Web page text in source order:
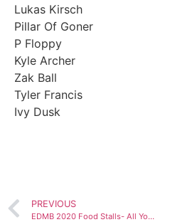
Lukas Kirsch
Pillar Of Goner
P Floppy
Kyle Archer
Zak Ball
Tyler Francis
Ivy Dusk
PREVIOUS
EDMB 2020 Food Stalls- All You Need To Know